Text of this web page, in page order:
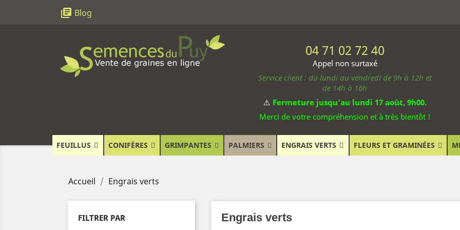
library_books Blog
04 71 02 72 40
Appel non surtaxé
Service client : du lundi au vendredi de 9h à 12h et
de 14h à 16h
⚠️ Fermeture jusqu'au lundi 17 août, 9h00.
Merci de votre compréhension et à très bientôt !
FEUILLUS CONIFÈRES GRIMPANTES PALMIERS ENGRAIS VERTS FLEURS ET GRAMINÉES
Accueil Engrais verts
FILTRER PAR
Engrais verts